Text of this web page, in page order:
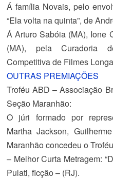
Á família Novais, pelo
“Ela volta na quinta”, de
Á Arturo Sabóia (MA), Ione
(MA), pela Curadoria
Competitiva de Filmes
OUTRAS PREMIAÇÕES
Troféu ABD – Associação
Seção Maranhão:
O júri formado por
Martha Jackson,
Maranhão concedeu o
– Melhor Curta Metragem:
Pulati, ficção – (RJ).